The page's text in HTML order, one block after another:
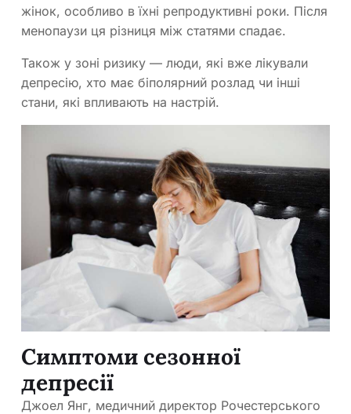
жінок, особливо в їхні репродуктивні роки. Після
менопаузи ця різниця між статями спадає.
Також у зоні ризику — люди, які вже лікували
депресію, хто має біполярний розлад чи інші
стани, які впливають на настрій.
Симптоми сезонної
депресії
Джоел Янг, медичний директор Рочестерського